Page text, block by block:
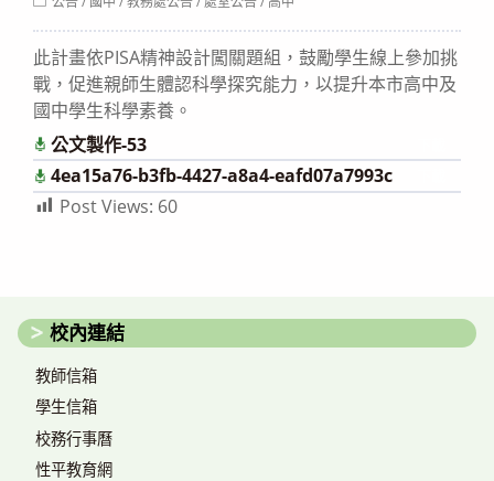
此計畫依PISA精神設計闖關題組，鼓勵學生線上參加挑
戰，促進親師生體認科學探究能力，以提升本市高中及
國中學生科學素養。
公文製作-53
4ea15a76-b3fb-4427-a8a4-eafd07a7993c
Post Views: 60
校內連結
教師信箱
學生信箱
校務行事曆
性平教育網